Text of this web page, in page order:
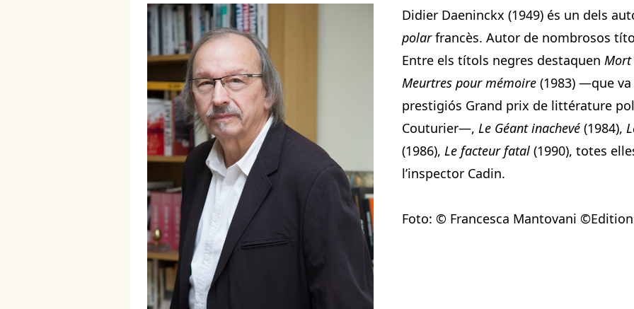
Didier Daeninckx (1949) és un dels
polarfrancès. Autor de nombrosos
Entre els títols negres destaquen
Meurtres pour mémoire (1983) —que
prestigiós Grand prix de littérature
Couturier—, Le Géant inachevé (1984),
(1986), Le facteur fatal (1990), totes
l’inspector Cadin.
Foto: © Francesca Mantovani